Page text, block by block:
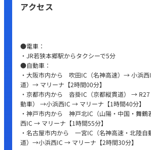
アクセス
●電車：
・JR若狭本郷駅からタクシーで5分
●自動車：
・大阪市内から 吹田IC（名神高速）→ 小浜西
道）→ マリーナ【2時間00分】
・京都市内から 沓掛IC（京都縦貫道） →
動車） →小浜西IC → マリーナ【1時間40分】
・神戸市内から 神戸北IC（山陽・中国・舞
西IC → マリーナ【1時間55分】
・名古屋市内から 一宮IC（名神高速・北陸自
道）→小浜西IC → マリーナ【2時間30分】